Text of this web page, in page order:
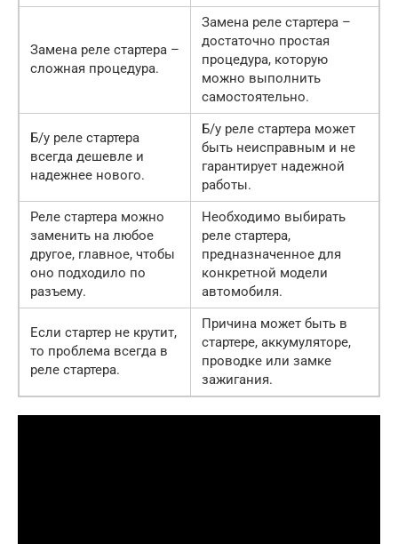
Замена реле стартера –
сложная процедура.
Замена реле стартера –
достаточно простая
процедура, которую
можно выполнить
самостоятельно.
Б/у реле стартера
всегда дешевле и
надежнее нового.
Б/у реле стартера может
быть неисправным и не
гарантирует надежной
работы.
Реле стартера можно
заменить на любое
другое, главное, чтобы
оно подходило по
разъему.
Необходимо выбирать
реле стартера,
предназначенное для
конкретной модели
автомобиля.
Если стартер не крутит,
то проблема всегда в
реле стартера.
Причина может быть в
стартере, аккумуляторе,
проводке или замке
зажигания.